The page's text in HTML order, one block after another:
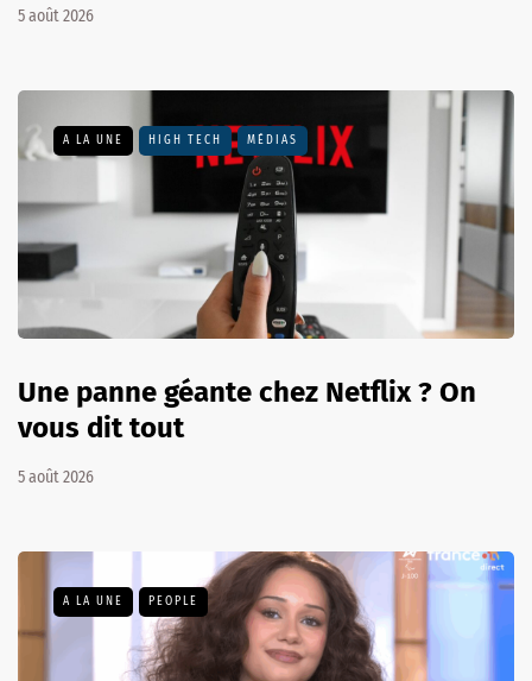
5 août 2026
A LA UNE HIGH TECH MÉDIAS
Une panne géante chez Netflix ? On
vous dit tout
5 août 2026
A LA UNE PEOPLE